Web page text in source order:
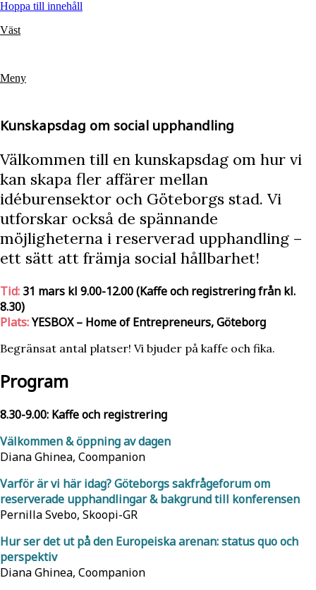
Hoppa till innehåll
Väst
Meny
Kunskapsdag om social upphandling
Välkommen till en kunskapsdag om hur vi
kan skapa fler affärer mellan
idéburensektor och Göteborgs stad. Vi
utforskar också de spännande
möjligheterna i reserverad upphandling –
ett sätt att främja social hållbarhet!
Tid: 31 mars kl 9.00-12.00 (Kaffe och registrering från kl.
8.30)
Plats:YESBOX – Home of Entrepreneurs, Göteborg
Begränsat antal platser! Vi bjuder på kaffe och fika.
Program
8.30-9.00: Kaffe och registrering
Välkommen & öppning av dagen
Diana Ghinea, Coompanion
Varför är vi här idag? Göteborgs sakfrågeforum om
reserverade upphandlingar & bakgrund till konferensen
Pernilla Svebo, Skoopi-GR
Hur ser det ut på den Europeiska arenan: status quo och
perspektiv
Diana Ghinea, Coompanion